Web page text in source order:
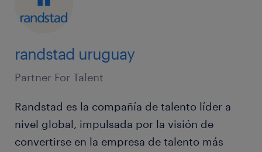
randstad uruguay
Partner For Talent
Randstad es la compañía de talento líder a
nivel global, impulsada por la visión de
convertirse en la empresa de talento más